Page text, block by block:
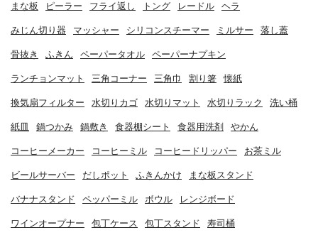
まな板 ピーラー フライ返し トング レードル ヘラ
みじん切り器 マッシャー シリコンスチーマー ミルサー 落し蓋
骨抜き ふきん ペーパータオル ペーパーナプキン
ランチョンマット 三角コーナー 三角巾 割り箸 懐紙
換気扇フィルター 水切りカゴ 水切りマット 水切りラック 洗い桶
紙皿 鍋つかみ 鍋敷き 食器棚シート 食器用洗剤 やかん
コーヒーメーカー コーヒーミル コーヒードリッパー お茶ミル
ビールサーバー だしポット ふきんかけ まな板スタンド
バナナスタンド ペッパーミル ボウル レンジボード
ワインオープナー 包丁ケース 包丁スタンド 寿司桶